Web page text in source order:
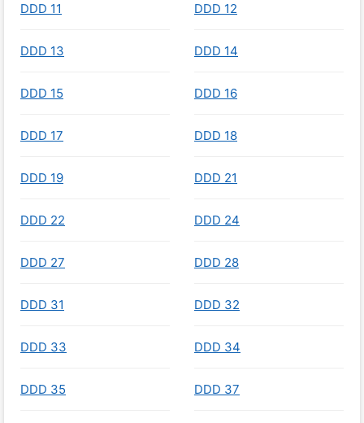
DDD 11 DDD 12
DDD 13 DDD 14
DDD 15 DDD 16
DDD 17 DDD 18
DDD 19 DDD 21
DDD 22 DDD 24
DDD 27 DDD 28
DDD 31 DDD 32
DDD 33 DDD 34
DDD 35 DDD 37